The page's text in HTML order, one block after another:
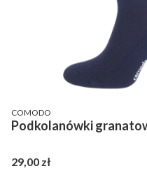
PRODUCENT
COMODO
Podkolanówki
Cena
29,00 zł